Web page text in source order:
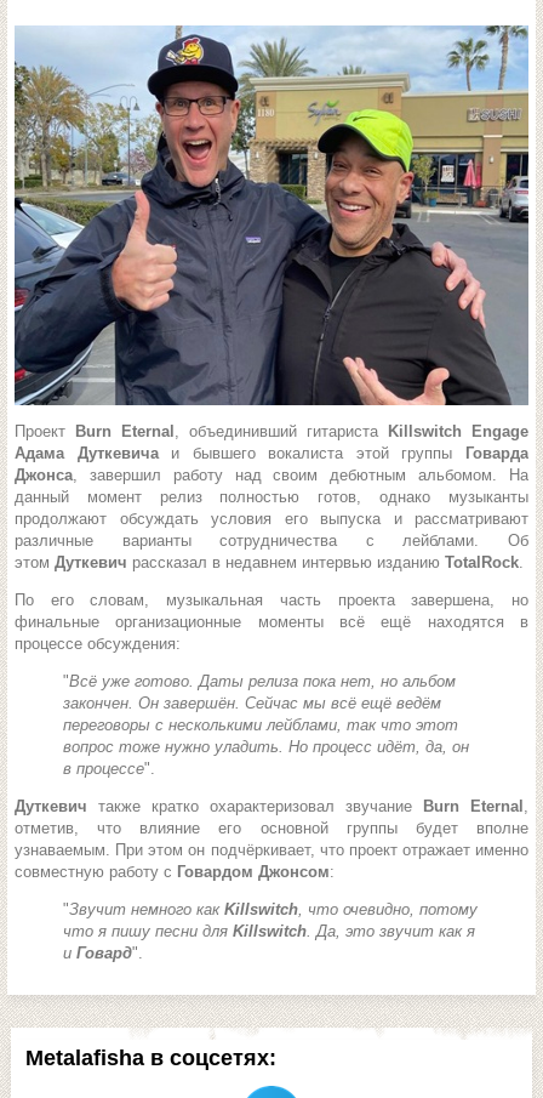
Metalafisha в соцсетях:
Проект Burn Eternal , объединивший гитариста
Killswitch Engage
Адама Дуткевича и бывшего вокалиста этой группы
Говарда
Джонса, завершил работу над своим дебютным альбомом. На
данный момент релиз полностью готов, однако музыканты
продолжают обсуждать условия его выпуска и рассматривают
различные варианты сотрудничества с лейблами. Об
этом Дуткевич рассказал в недавнем интервью изданию TotalRock.
По его словам, музыкальная часть проекта завершена, но
финальные организационные моменты всё ещё находятся в
процессе обсуждения:
"Всё уже готово. Даты релиза пока нет, но альбом
закончен. Он завершён. Сейчас мы всё ещё ведём
переговоры с несколькими лейблами, так что этот
вопрос тоже нужно уладить. Но процесс идёт, да, он
в процессе".
Дуткевич также кратко охарактеризовал звучание Burn Eternal ,
отметив, что влияние его основной группы будет вполне
узнаваемым. При этом он подчёркивает, что проект отражает именно
совместную работу с Говардом Джонсом:
"Звучит немного как Killswitch, что очевидно, потому
что я пишу песни для Killswitch. Да, это звучит как я
и Говард".